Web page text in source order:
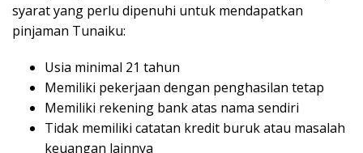
syarat yang perlu dipenuhi untuk mendapatkan
pinjaman Tunaiku:
Usia minimal 21 tahun
Memiliki pekerjaan dengan penghasilan tetap
Memiliki rekening bank atas nama sendiri
Tidak memiliki catatan kredit buruk atau masalah
keuangan lainnya